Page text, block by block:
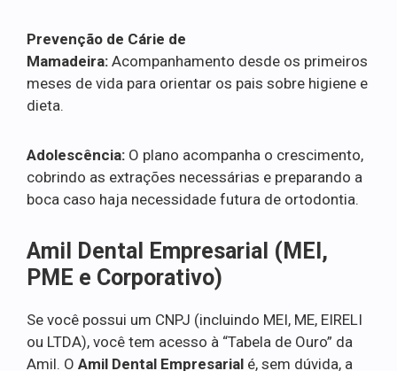
Prevenção de Cárie de
Mamadeira: Acompanhamento desde os primeiros
meses de vida para orientar os pais sobre higiene e
dieta.
Adolescência: O plano acompanha o crescimento,
cobrindo as extrações necessárias e preparando a
boca caso haja necessidade futura de ortodontia.
Amil Dental Empresarial (MEI,
PME e Corporativo)
Se você possui um CNPJ (incluindo MEI, ME, EIRELI
ou LTDA), você tem acesso à “Tabela de Ouro” da
Amil. O Amil Dental Empresarial é, sem dúvida, a